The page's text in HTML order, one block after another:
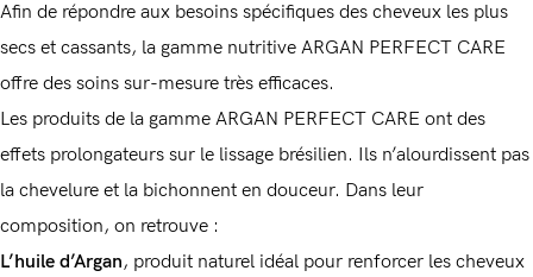
Afin de répondre aux besoins spécifiques des cheveux les plus
secs et cassants, la gamme nutritive ARGAN PERFECT CARE
offre des soins sur-mesure très efficaces.
Les produits de la gamme ARGAN PERFECT CARE ont des
effets prolongateurs sur le lissage brésilien. Ils n’alourdissent pas
la chevelure et la bichonnent en douceur. Dans leur
composition, on retrouve :
L’huile d’Argan, produit naturel idéal pour renforcer les cheveux